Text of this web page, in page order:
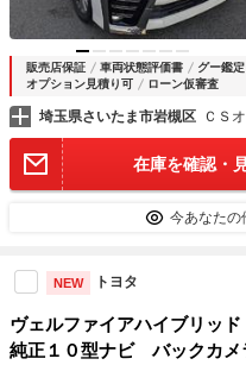
販売店保証 車両状態評価書 グー鑑定
オプション見積り可
ローン仮審査
埼玉県さいたま市岩槻区
在庫を確認・
今あなたの
NEW トヨタ
ヴェルファイアハイブリ
純正１０型ナビ バックカ